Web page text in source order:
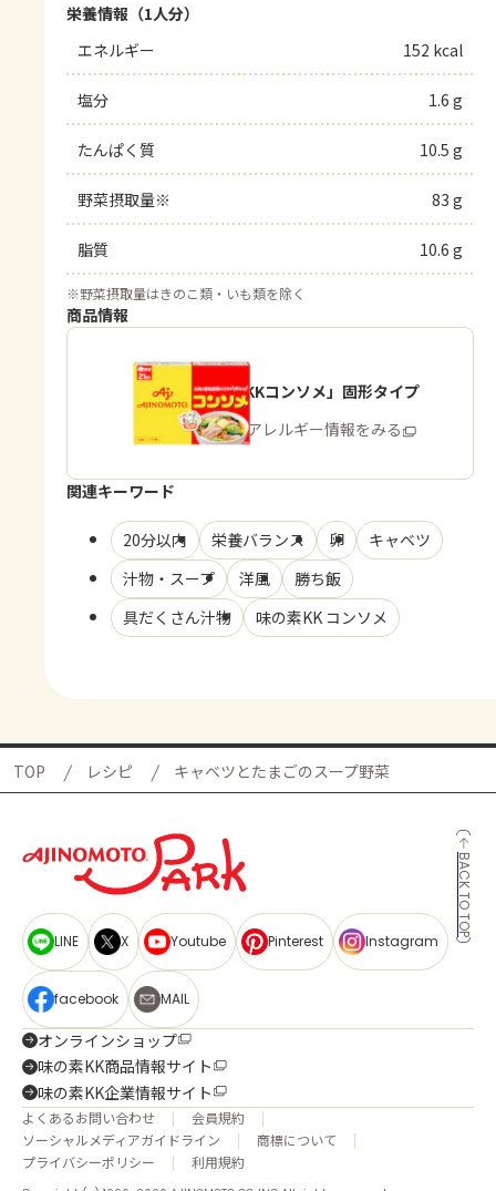
栄養情報（1人分）
エネルギー
152 kcal
塩分 1.6 g
たんぱく質 10.5 g
野菜摂取量※ 83 g
脂質 10.6 g
※野菜摂取量はきのこ類・いも類を除く
商品情報
「味の素KKコンソメ」固形タイプ
商品・アレルギー情報をみる
関連キーワード
20分以内 栄養バランス 卵
キャベツ
汁物・スープ
洋風
勝ち飯
具だくさん汁物
味の素KK コンソメ
TOP レシピ キャベツとたまごのスープ野菜
BACK TO TOP
LINE X Youtube Pinterest Instagram
facebook MAIL
オンラインショップ
味の素KK商品情報サイト
味の素KK企業情報サイト
よくあるお問い合わせ
会員規約
ソーシャルメディアガイドライン
商標について
プライバシーポリシー
利用規約